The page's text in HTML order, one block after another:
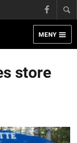
Page
MENY
store